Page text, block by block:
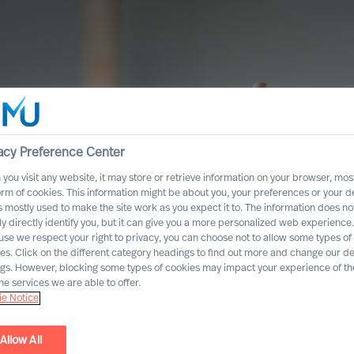
Preference Center
you visit any website, it may store or retrieve information on your browser,
of cookies. This information might be about you, your preferences or your
mostly used to make the site work as you expect it to. The information does
directly identify you, but it can give you a more personalized web experience.
we respect your right to privacy, you can choose not to allow some types of
Click on the different category headings to find out more and change our
However, blocking some types of cookies may impact your experience of
services we are able to offer.
Notice
Allow All